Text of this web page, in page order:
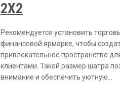
2Х2
Рекомендуется установить
финансовой ярмарке, чтобы
привлекательное пространство
клиентами. Такой размер шатра
внимание и обеспечить уютную…